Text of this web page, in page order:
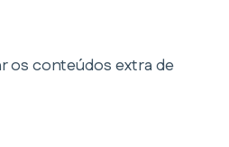
os conteúdos extra de